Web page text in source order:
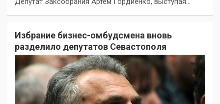
Избрание бизнес-омбудсмена вновь
разделило депутатов Севастополя